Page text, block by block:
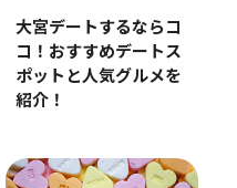
大宮デートするならコ
コ！おすすめデートス
ポットと人気グルメを
紹介！